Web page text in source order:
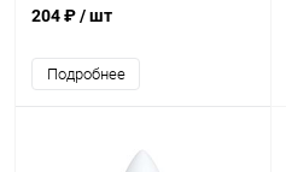
свеча матовая.Теплый белый
204 ₽/ шт
Подробнее